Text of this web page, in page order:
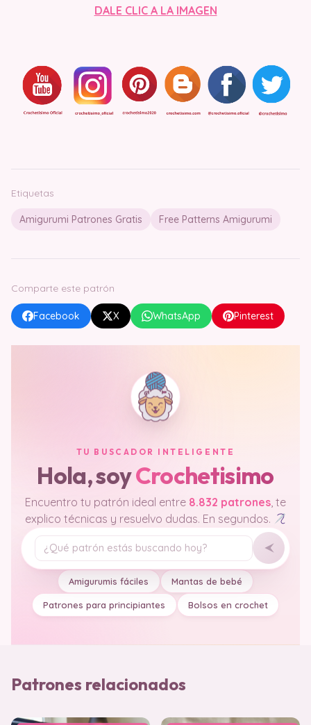
DALE CLIC A LA IMAGEN
Etiquetas
Amigurumi Patrones Gratis Free Patterns Amigurumi
Comparte este patrón
Facebook X WhatsApp Pinterest
TU BUSCADOR INTELIGENTE
Hola, soyCrochetisimo
Encuentro tu patrón ideal entre 8.832 patrones, te
explico técnicas y resuelvo dudas. En segundos.
Tu pregunta
Amigurumis fáciles Mantas de bebé
Patrones para principiantes Bolsos en crochet
Patrones relacionados